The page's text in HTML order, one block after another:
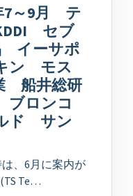
7～9月 テ
セブ
イーサポ
ン モス
船井総研
ロンコ
ド サン
、6月に案内が
Te…